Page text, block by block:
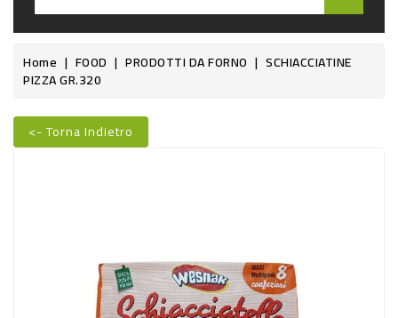
ANALCOLICHE
ALCOLICHE
BEVANDE
CALDE
Home FOOD PRODOTTI DA FORNO SCHIACCIATINE
PIZZA GR.320
<- Torna Indietro